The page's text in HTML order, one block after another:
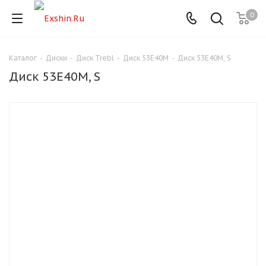
0
Каталог - Диски - Диск Trebl - Диск 53E40M - Диск 53E40M, S
Диск 53E40M, S
Для клиентов всех банков